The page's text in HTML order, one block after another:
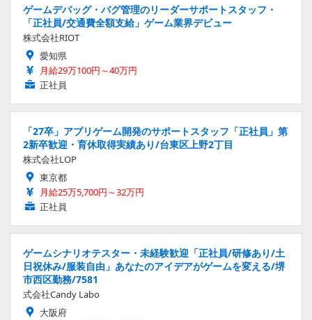
ゲームデバッグ・バグ管理のリーダーサポートスタッフ・
「正社員/交通費全額支給」ゲーム業界デビュー
株式会社RIOT
愛知県
月給29万100円～40万円
正社員
「27卒」アプリゲーム開発のサポートスタッフ「正社員」第
2新卒歓迎・育休取得実績あり/台東区上野2丁目
株式会社LOP
東京都
月給25万5,700円～32万円
正社員
ゲームシナリオテスター・未経験歓迎「正社員/研修あり/土
日祝休み/服装自由」あなたのアイデアがゲームを変える/堺
市西区勤務/7581
式会社Candy Labo
大阪府